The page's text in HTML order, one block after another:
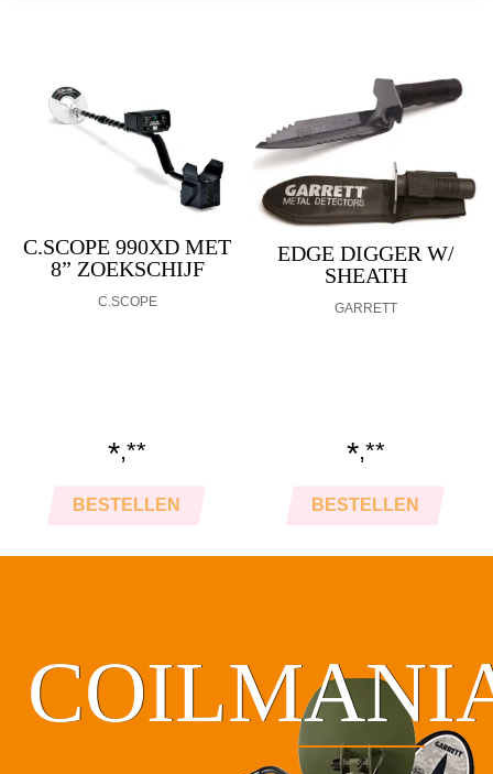
GARRETT
EDGE DIGGER W/
SHEATH
*,**
BESTELLEN
GARRETT
GARRETT ACE 300I
7X10
*,**
BESTELLEN